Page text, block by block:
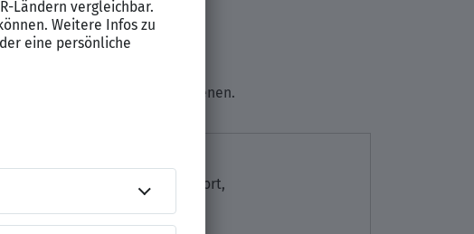
weniger als 3 Jahren
€ und Männer 84.700 € verdienen.
von Berufserfahrung, Standort,